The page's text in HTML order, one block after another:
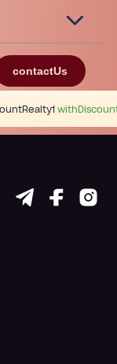
contactUs